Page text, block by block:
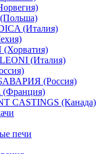
(Италия)
(Италия)
(Россия)
CASTINGS (Канада)
печи